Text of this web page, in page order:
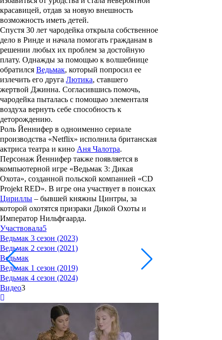
красавицей, отдав за новую внешность
возможность иметь детей.
Спустя 30 лет чародейка открыла собственное
дело в Ринде и начала помогать гражданам в
решении любых их проблем за достойную
плату. Однажды за помощью к волшебнице
обратился Ведьмак, который попросил ее
излечить его друга Лютика, ставшего
жертвой Джинна. Согласившись помочь,
чародейка пыталась с помощью элементаля
воздуха вернуть себе способность к
деторождению.
Роль Йеннифер в одноименно сериале
производства «Netflix» исполнила британская
актриса театра и кино Аня Чалотра.
Персонаж Йеннифер также появляется в
компьютерной игре «Ведьмак 3: Дикая
Охота», созданной польской компанией «CD
Projekt RED». В игре она участвует в поисках
Цириллы – бывшей княжны Цинтры, за
которой охотятся призраки Дикой Охоты и
Император Нильфгаарда.
Участвовала5
Ведьмак 3 сезон (2023)
Ведьмак 2 сезон (2021)
Ведьмак
Ведьмак 1 сезон (2019)
Ведьмак 4 сезон (2024)
Видео3